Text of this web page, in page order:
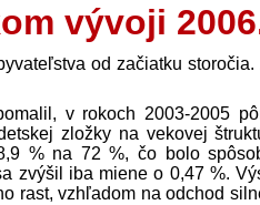
vývoji
od začiatku
v rokoch 2003-2005
zložky na vekovej
% na 72 %, čo bolo
zvýšil iba miene o 0,47 %.
rast, vzhľadom na odchod